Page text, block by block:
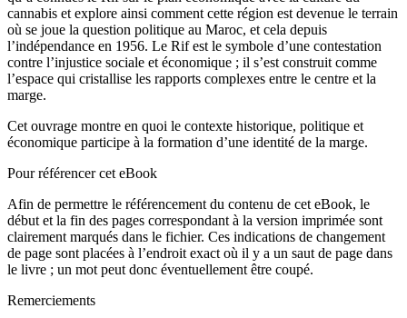
cannabis et explore ainsi comment cette région est devenue le terrain
où se joue la question politique au Maroc, et cela depuis
l’indépendance en 1956. Le Rif est le symbole d’une contestation
contre l’injustice sociale et économique ; il s’est construit comme
l’espace qui cristallise les rapports complexes entre le centre et la
marge.
Cet ouvrage montre en quoi le contexte historique, politique et
économique participe à la formation d’une identité de la marge.
Pour référencer cet eBook
Afin de permettre le référencement du contenu de cet eBook, le
début et la fin des pages correspondant à la version imprimée sont
clairement marqués dans le fichier. Ces indications de changement
de page sont placées à l’endroit exact où il y a un saut de page dans
le livre ; un mot peut donc éventuellement être coupé.
Remerciements